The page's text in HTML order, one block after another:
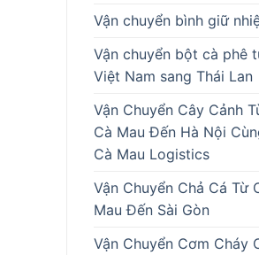
Vận chuyển bình giữ
Vận chuyển bột cà phê
Việt Nam sang Thái Lan
Vận Chuyển Cây Cảnh
Cà Mau Đến Hà Nội
Cà Mau Logistics
Vận Chuyển Chả Cá Từ
Mau Đến Sài Gòn
Vận Chuyển Cơm Cháy